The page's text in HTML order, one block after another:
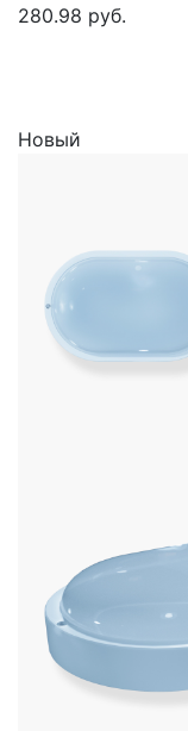
280.98 руб.
Новый